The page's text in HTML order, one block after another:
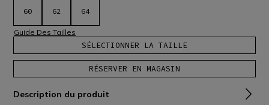
60 62 64
Guide Des Tailles
SÉLECTIONNER LA TAILLE
RÉSERVER EN MAGASIN
Description du produit